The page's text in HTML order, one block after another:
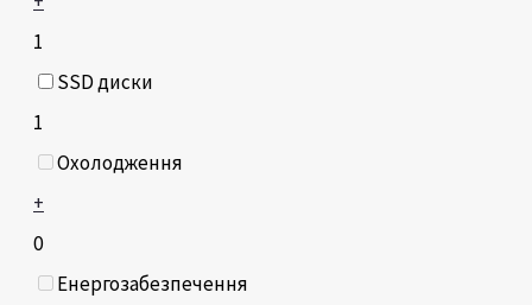
1
SSD диски
1
Охолодження
+
0
Енергозабезпечення